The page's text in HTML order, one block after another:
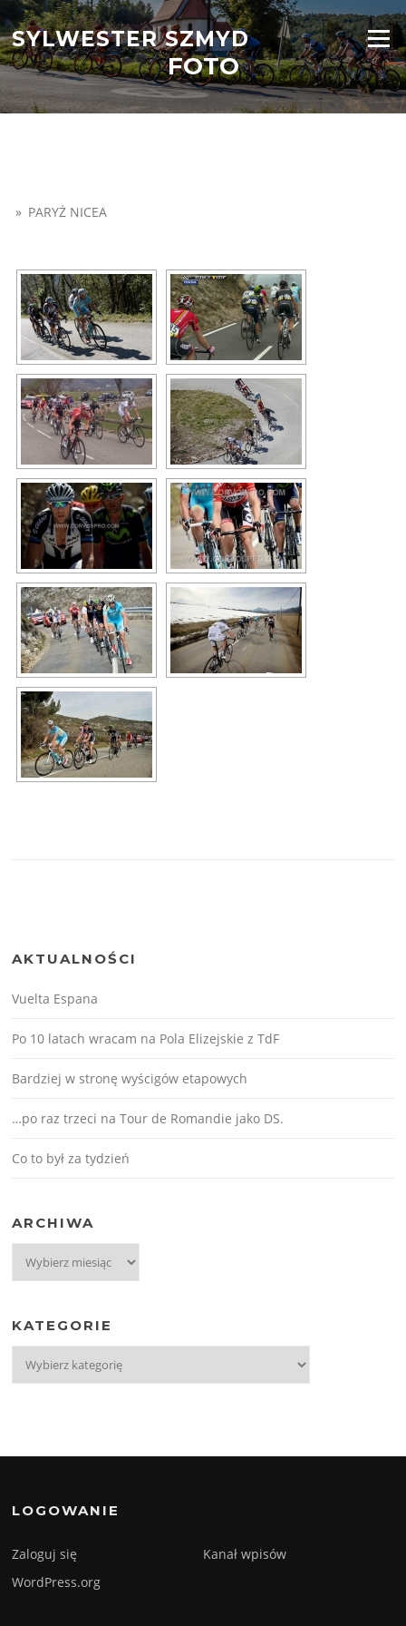
Przejdź
do
treściSYLWESTER SZMYD Menu
FOTO
» PARYŻ NICEA
AKTUALNOŚCI
Vuelta Espana
Po 10 latach wracam na Pola Elizejskie z TdF
Bardziej w stronę wyścigów etapowych
…po raz trzeci na Tour de Romandie jako DS.
Co to był za tydzień
ARCHIWA
KATEGORIE
LOGOWANIE
Zaloguj się
Kanał wpisów
WordPress.org